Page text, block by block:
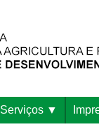
Serviços